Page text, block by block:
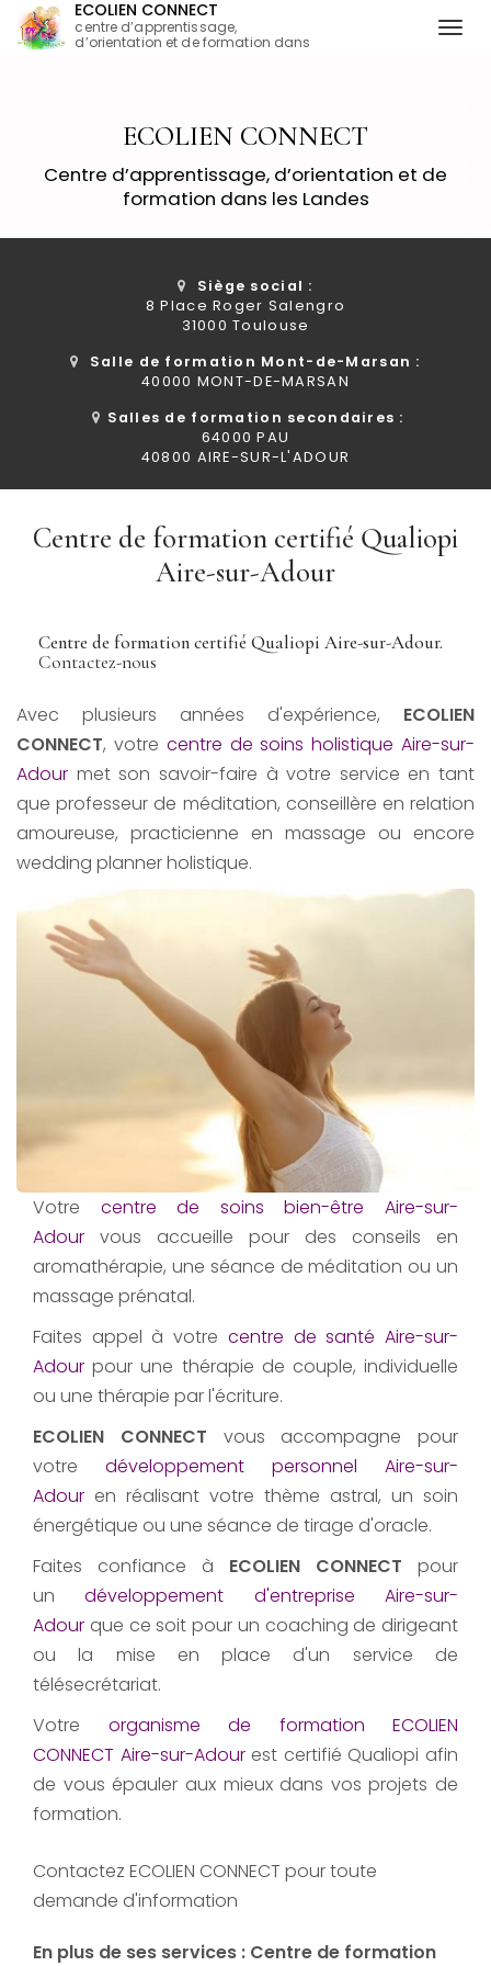
ECOLIEN CONNECT
centre d’apprentissage,
d’orientation et de formation dans
ECOLIEN CONNECT
Centre d’apprentissage, d’orientation et de
formation dans les Landes
Siège social :
8 Place Roger Salengro
31000 Toulouse
Salle de formation Mont-de-Marsan :
40000 MONT-DE-MARSAN
Salles de formation secondaires :
64000 PAU
40800 AIRE-SUR-L'ADOUR
Centre de formation certifié Qualiopi
Aire-sur-Adour
Centre de formation certifié Qualiopi Aire-sur-Adour.
Contactez-nous
Avec plusieurs années d'expérience, ECOLIEN
CONNECT, votre centre de soins holistique Aire-sur-
Adour met son savoir-faire à votre service en tant
que professeur de méditation, conseillère en relation
amoureuse, practicienne en massage ou encore
wedding planner holistique.
Votre centre de soins bien-être Aire-sur-
Adour vous accueille pour des conseils en
aromathérapie, une séance de méditation ou un
massage prénatal.
Faites appel à votre centre de santé Aire-sur-
Adour pour une thérapie de couple, individuelle
ou une thérapie par l'écriture.
ECOLIEN CONNECT vous accompagne pour
votre développement personnel Aire-sur-
Adour en réalisant votre thème astral, un soin
énergétique ou une séance de tirage d'oracle.
Faites confiance à ECOLIEN CONNECT pour
undéveloppement d'entreprise Aire-sur-
Adour que ce soit pour un coaching de dirigeant
ou la mise en place d'un service de
télésecrétariat.
Votre organisme de formation ECOLIEN
CONNECT Aire-sur-Adourest certifié Qualiopi afin
de vous épauler aux mieux dans vos projets de
formation.
Contactez ECOLIEN CONNECT pour toute
demande d'information
En plus de ses services : Centre de formation